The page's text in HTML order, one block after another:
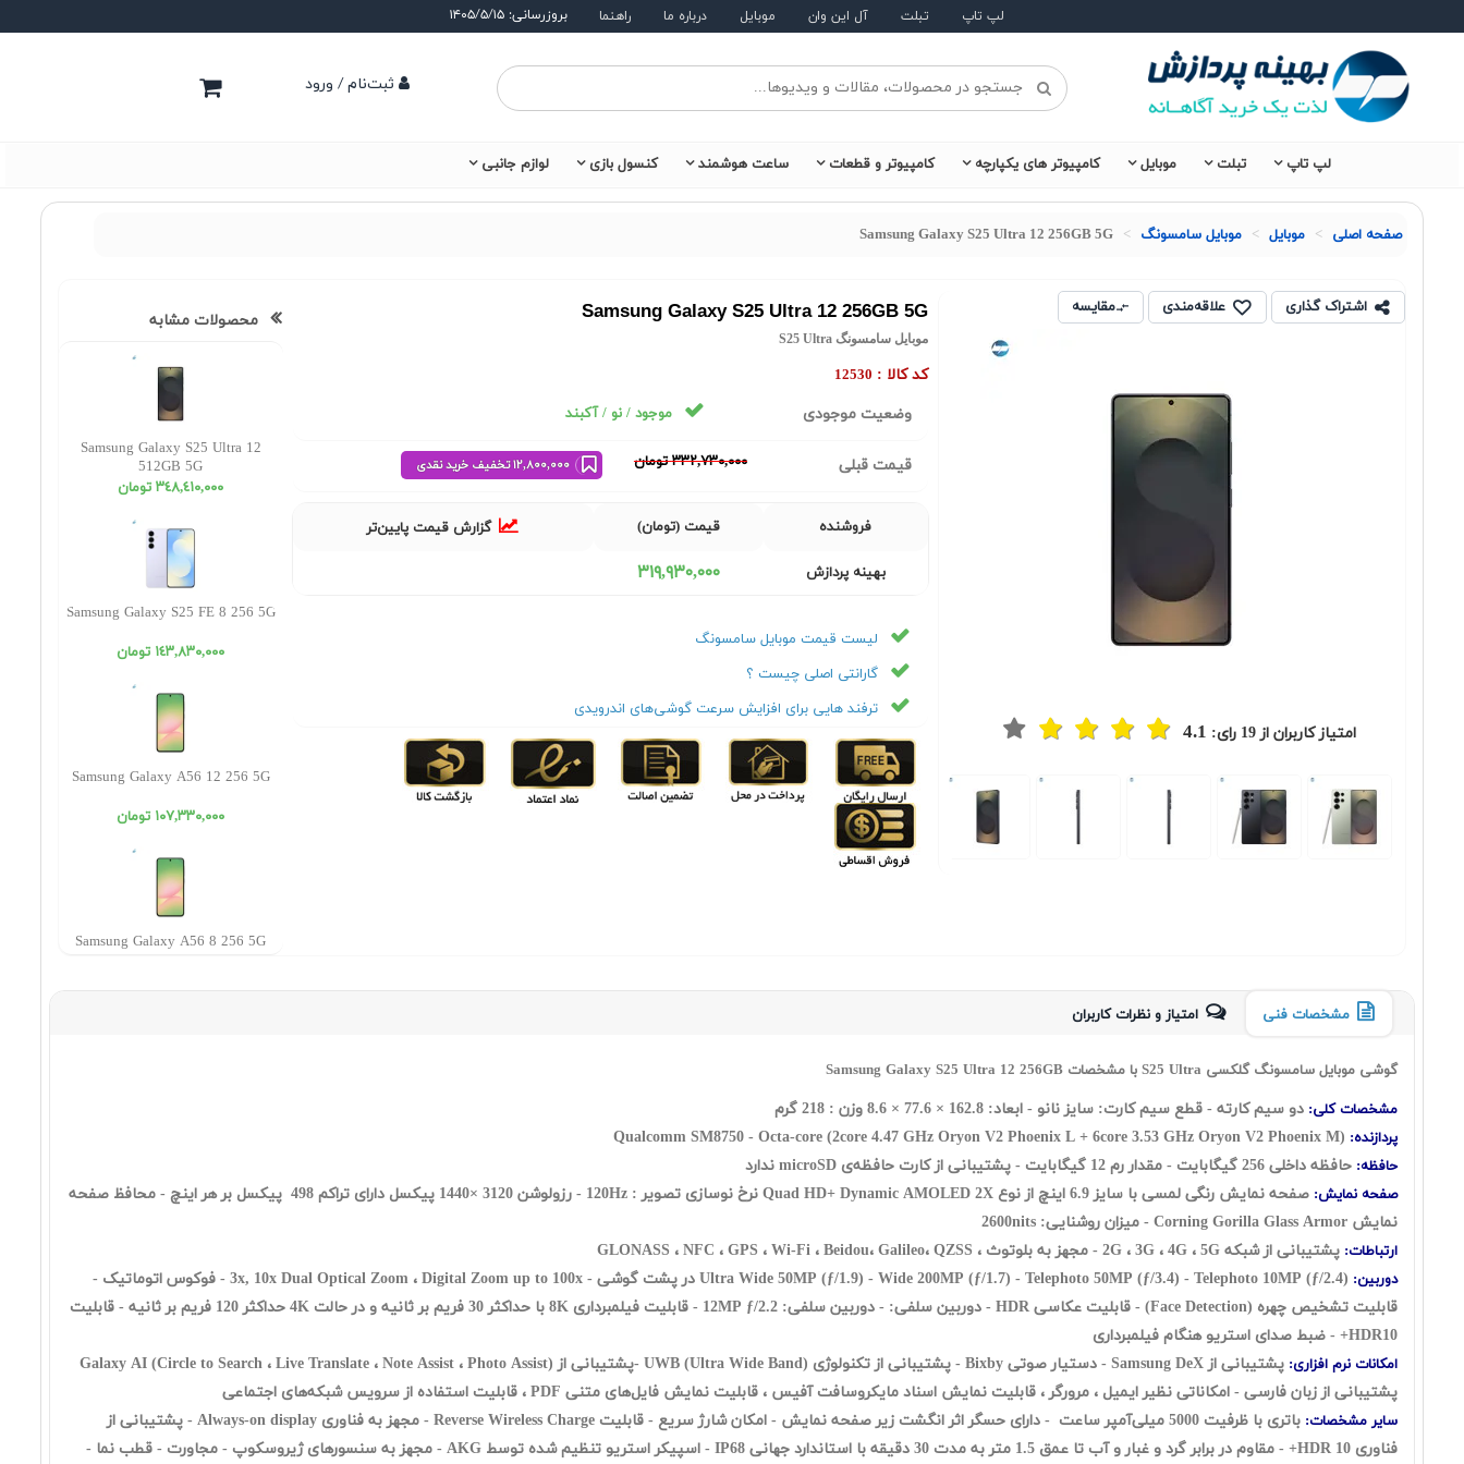
لپ تاپ تبلت آل این وان موبایل درباره ما راهنما بروزرسانی: ۱۴۰۵/۵/۱۵
ثبت‌نام / ورود
لپ تاپ تبلت موبایل کامپیوتر های یکپارچه کامپیوتر و قطعات ساعت هوشمند کنسول بازی لوازم جانبی
صفحه اصلی موبايل موبایل سامسونگ Samsung Galaxy S25 Ultra 12 256GB 5G
اشتراک گذاری علاقه‌مندی مقایسه
امتیاز کاربران از19 رای: 4.1
Previous
Next
Samsung Galaxy S25 Ultra 12 256GB 5G
موبایل سامسونگ S25 Ultra
کد کالا : 12530
وضعیت موجودی موجود / نو / آکبند
قیمت قبلی ٣٣٢,٧٣٠,٠٠٠ تومان ١٢,٨٠٠,٠٠٠ تخفیف خرید نقدی
فروشنده قیمت (تومان) گزارش قیمت پایین‌تر
بهینه پردازش ٣١٩,٩٣٠,٠٠٠
لیست قیمت موبایل سامسونگ
گارانتی اصلی چیست ؟
ترفند هایی برای افزایش سرعت گوشی‌های اندرویدی
محصولات مشابه
Samsung Galaxy S25 Ultra 12
512GB 5G
٣٤٨,٤١٠,٠٠٠ تومان
Samsung Galaxy S25 FE 8 256 5G
١٤٣,٨٣٠,٠٠٠ تومان
Samsung Galaxy A56 12 256 5G
١٠٧,٣٣٠,٠٠٠ تومان
Samsung Galaxy A56 8 256 5G
Samsung Galaxy A36 8 256 5G
٧٩,٨٣٠,٠٠٠ تومان
Samsung Galaxy A36 8 128 5G
مشخصات فنی امتیاز و نظرات کاربران
گوشی موبایل سامسونگ گلکسی S25 Ultra با مشخصات Samsung Galaxy S25 Ultra 12 256GB
مشخصات کلی: دو سیم کارته - قطع سیم کارت: سايز نانو - ابعاد: 162.8 × 77.6 × 8.6 وزن : 218 گرم
پردازنده: Qualcomm SM8750 - Octa-core (2core 4.47 GHz Oryon V2 Phoenix L + 6core 3.53 GHz Oryon V2 Phoenix M)
حافظه: حافظه‌ داخلی 256 گيگابايت - مقدار رم 12 گيگابايت - پشتیبانی از کارت حافظه‌ی microSD ندارد
صفحه نمایش:
صفحه نمایش رنگی لمسی با سایز 6.9 اینچ از نوع Quad HD+ Dynamic AMOLED 2X نرخ نوسازی تصویر : 120Hz - رزولوشن 3120 ×1440 پیکسل دارای تراکم 498 پیکسل بر هر اینچ - محافظ صفحه
نمایش Corning Gorilla Glass Armor - میزان روشنایی: 2600nits
ارتباطات: پشتیبانی از شبکه 2G ، 3G ، 4G ، 5G - مجهز به بلوتوث ، GLONASS ، NFC ، GPS ، Wi-Fi ، Beidou، Galileo، QZSS
دوربین:
Ultra Wide 50MP (ƒ/1.9) - Wide 200MP (ƒ/1.7) - Telephoto 50MP (ƒ/3.4) - Telephoto 10MP (ƒ/2.4) در پشت گوشی - 3x, 10x Dual Optical Zoom ، Digital Zoom up to 100x - فوکوس اتوماتیک -
قابلیت تشخیص چهره (Face Detection) - قابلیت عکاسی HDR - دوربین سلفی: - دوربین سلفی: 12MP ƒ/2.2 - قابلیت فیلمبرداری 8K با حداکثر 30 فریم بر ثانیه و در حالت 4K حداکثر 120 فریم بر ثانیه - قابلیت
HDR10+ - ضبط صدای استریو هنگام فیلمبرداری
امکانات نرم افزاری:
پشتیبانی از Samsung DeX - دستیار صوتی ‌‌Bixby - پشتیبانی از تکنولوژی UWB (Ultra Wide Band) -پشتیبانی از Galaxy AI (Circle to Search ، Live Translate ، Note Assist ، Photo Assist)
پشتیبانی از زبان فارسی - امکاناتی نظیر ايميل ، مرورگر ، قابليت نمايش اسناد مايکروسافت آفيس ، قابليت نمايش فايل‌های متنی PDF ، قابليت استفاده از سرويس شبکه‌های اجتماعی
سایر مشخصات:
باتری با ظرفیت 5000 میلی‌آمپر ساعت - دارای حسگر اثر انگشت زیر صفحه نمایش - امکان شارژ سریع - قابلیت Reverse Wireless Charge - مجهز به فناوری Always-on display - پشتیبانی از
فناوری HDR 10+ - مقاوم در برابر گرد و غبار و آب تا عمق 1.5 متر به مدت 30 دقیقه با استاندارد جهانی IP68 - اسپیکر استریو تنظیم شده توسط AKG - مجهز به سنسورهای ژیروسکوپ - مجاورت - قطب نما -